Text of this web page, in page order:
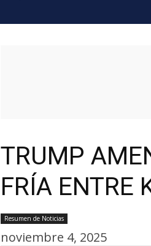
TRUMP
FRÍA ENTRE
Resumen de Noticias
noviembre 4, 2025